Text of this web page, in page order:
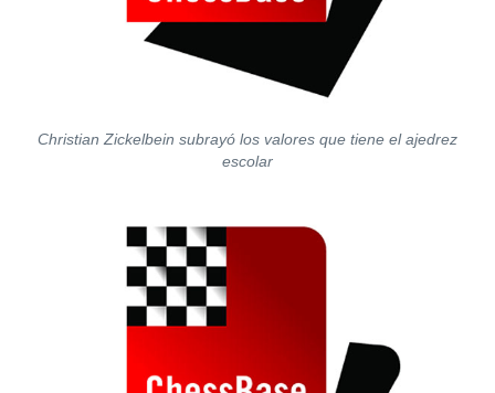
Christian Zickelbein subrayó los valores que tiene el ajedrez
escolar